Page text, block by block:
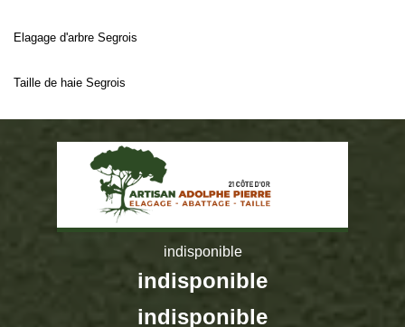
Elagage d'arbre Segrois
Taille de haie Segrois
indisponible
indisponible
indisponible